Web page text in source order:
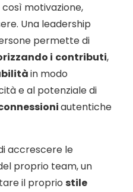
motivazione,
Una leadership
permette di
i contributi,
in modo
e al potenziale di
autentiche
accrescere le
proprio team, un
il proprio stile